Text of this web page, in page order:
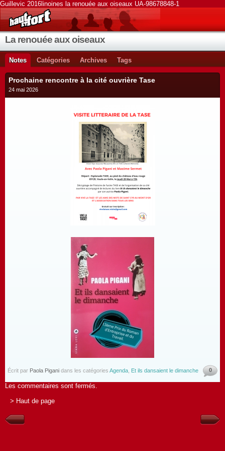
Guillevic 2016linoines la renouée aux oiseaux UA-98678848-1
La renouée aux oiseaux
Notes Catégories Archives Tags
Prochaine rencontre à la cité ouvrière Tase
24 mai 2026
Écrit par Paola Pigani dans les catégories Agenda Et ils dansaient le dimanche 0
Les commentaires sont fermés.
> Haut de page